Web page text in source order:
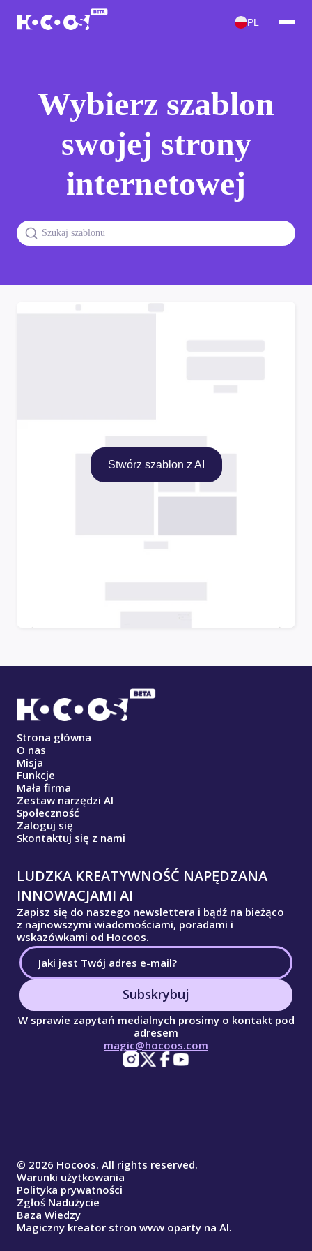
PL
Wybierz szablon
swojej strony
internetowej
Stwórz szablon z AI
Strona główna
O nas
Misja
Funkcje
Mała firma
Zestaw narzędzi AI
Społeczność
Zaloguj się
Skontaktuj się z nami
LUDZKA KREATYWNOŚĆ NAPĘDZANA
INNOWACJAMI AI
Zapisz się do naszego newslettera i bądź na bieżąco
z najnowszymi wiadomościami, poradami i
wskazówkami od Hocoos.
Subskrybuj
W sprawie zapytań medialnych prosimy o kontakt pod
adresem
magic@hocoos.com
© 2026 Hocoos. All rights reserved.
Warunki użytkowania
Polityka prywatności
Zgłoś Nadużycie
Baza Wiedzy
Magiczny kreator stron www oparty na AI.